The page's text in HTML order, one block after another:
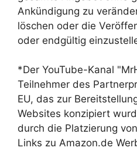
Ankündigung zu
löschen oder die
oder endgültig
*Der YouTube-Kanal
Teilnehmer des
EU, das zur
Websites konzipiert
durch die Platzierung
Links zu Amazon.de